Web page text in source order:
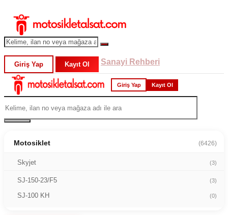
Giriş Yap Kayıt Ol Sanayi Rehberi
Giriş Yap Kayıt Ol
Motosiklet (6426)
Skyjet (3)
SJ-150-23/F5 (3)
SJ-100 KH (0)